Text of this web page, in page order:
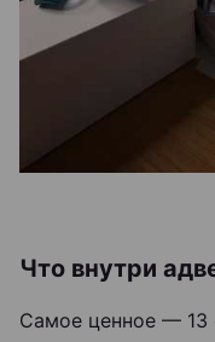
Что внутри
Самое ценное — 13